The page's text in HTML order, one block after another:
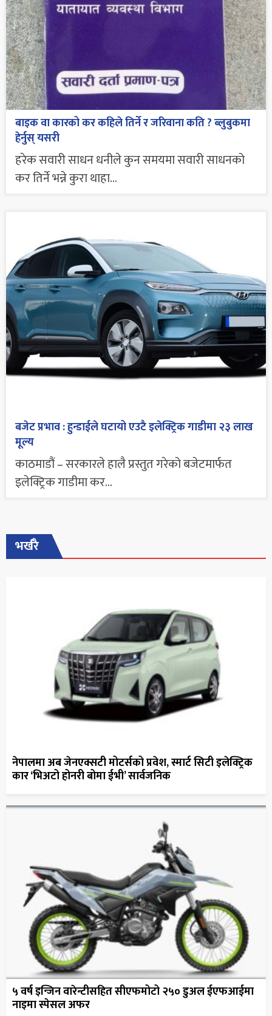
बाइक वा कारको कर कहिले तिर्ने र जरिवाना कति ? ब्लुबुकमा
हेर्नुस् यसरी
हरेक सवारी साधन धनीले कुन समयमा सवारी साधनको
कर तिर्ने भन्ने कुरा थाहा...
बजेट प्रभाव : हुन्डाईले घटायो एउटै इलेक्ट्रिक गाडीमा २३ लाख
मूल्य
काठमाडौं – सरकारले हालै प्रस्तुत गरेको बजेटमार्फत
इलेक्ट्रिक गाडीमा कर...
भर्खरै
नेपालमा अब जेनएक्सटी मोटर्सको प्रवेश, स्मार्ट सिटी इलेक्ट्रिक
कार ‘भिअटो होनरी बोमा ईभी’ सार्वजनिक
५ वर्ष इन्जिन वारेन्टीसहित सीएफमोटो २५० डुअल ईएफआईमा
नाइमा स्पेसल अफर